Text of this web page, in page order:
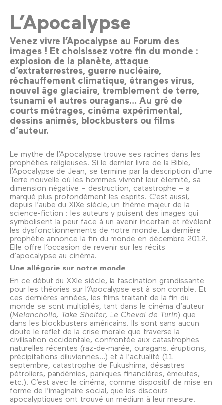
L’Apocalypse
Venez vivre l’Apocalypse au Forum des
images ! Et choisissez votre fin du monde :
explosion de la planète, attaque
d’extraterrestres, guerre nucléaire,
réchauffement climatique, étranges virus,
nouvel âge glaciaire, tremblement de terre,
tsunami et autres ouragans… Au gré de
courts métrages, cinéma expérimental,
dessins animés, blockbusters ou films
d’auteur.
Le mythe de l’Apocalypse trouve ses racines dans les
prophéties religieuses. Si le dernier livre de la Bible,
l’Apocalypse de Jean, se termine par la description d’une
Terre nouvelle où les hommes vivront leur éternité, sa
dimension négative – destruction, catastrophe – a
marqué plus profondément les esprits. C’est aussi,
depuis l’aube du XIXe siècle, un thème majeur de la
science-fiction : les auteurs y puisent des images qui
symbolisent la peur face à un avenir incertain et révèlent
les dysfonctionnements de notre monde. La dernière
prophétie annonce la fin du monde en décembre 2012.
Elle offre l’occasion de revenir sur les récits
d’apocalypse au cinéma.
Une allégorie sur notre monde
En ce début du XXIe siècle, la fascination grandissante
pour les théories sur l’Apocalypse est à son comble. Et
ces dernières années, les films traitant de la fin du
monde se sont multipliés, tant dans le cinéma d’auteur
(Melancholia, Take Shelter, Le Cheval de Turin) que
dans les blockbusters américains. Ils sont sans aucun
doute le reflet de la crise morale que traverse la
civilisation occidentale, confrontée aux catastrophes
naturelles récentes (raz-de-marée, ouragans, éruptions,
précipitations diluviennes…) et à l’actualité (11
septembre, catastrophe de Fukushima, désastres
pétroliers, pandémies, paniques financières, émeutes,
etc.). C’est avec le cinéma, comme dispositif de mise en
forme de l’imaginaire social, que les discours
apocalyptiques ont trouvé un médium à leur mesure.